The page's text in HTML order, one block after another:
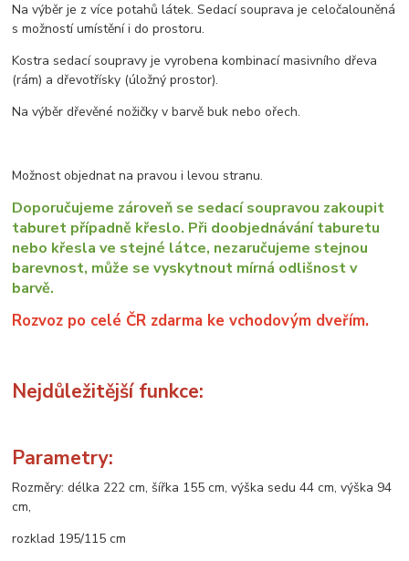
Na výběr je z více potahů látek. Sedací souprava je celočalouněná
s možností umístění i do prostoru.
Kostra sedací soupravy je vyrobena kombinací masivního dřeva
(rám) a dřevotřísky (úložný prostor).
Na výběr dřevěné nožičky v barvě buk nebo ořech.
Možnost objednat na pravou i levou stranu.
Doporučujeme zároveň se sedací soupravou zakoupit
taburet případně křeslo. Při doobjednávání taburetu
nebo křesla ve stejné látce, nezaručujeme stejnou
barevnost, může se vyskytnout mírná odlišnost v
barvě.
Rozvoz po celé ČR zdarma ke vchodovým dveřím.
Nejdůležitější funkce:
Parametry:
Rozměry: délka 222 cm, šířka 155 cm, výška sedu 44 cm, výška 94
cm,
rozklad 195/115 cm